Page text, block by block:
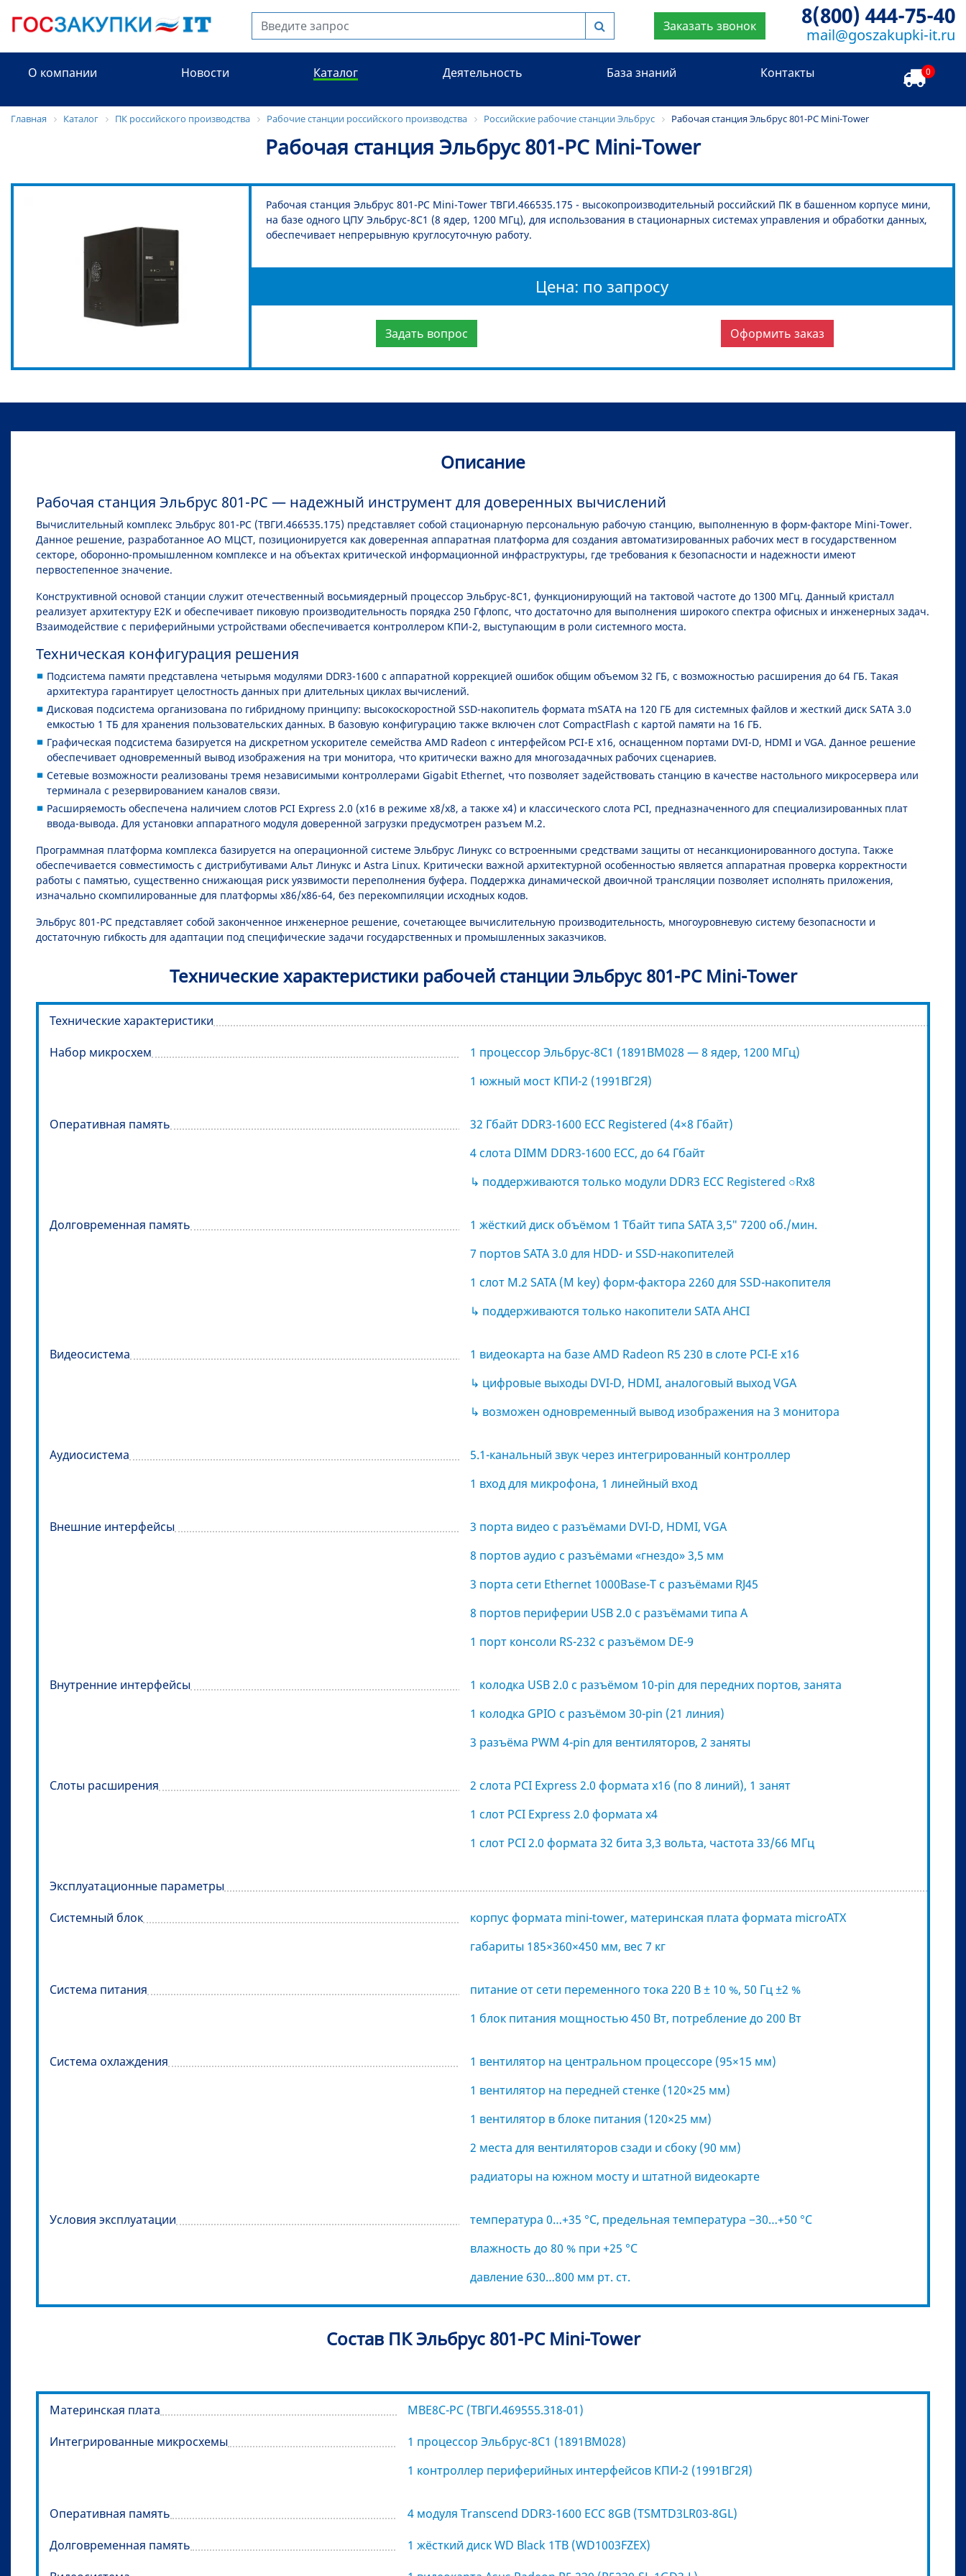
Заказать звонок 8(800) 444-75-40
mail@goszakupki-it.ru
0
О компании Новости Каталог Деятельность База знаний Контакты
Главная Каталог ПК российского производства Рабочие станции российского производства Российские рабочие станции Эльбрус Рабочая станция Эльбрус 801-РС Mini-Tower
Рабочая станция Эльбрус 801-РС Mini-Tower
Рабочая станция Эльбрус 801-РС Mini-Tower ТВГИ.466535.175 - высокопроизводительный российский ПК в башенном корпусе мини,
на базе одного ЦПУ Эльбрус-8С1 (8 ядер, 1200 МГц), для использования в стационарных системах управления и обработки данных,
обеспечивает непрерывную круглосуточную работу.
Цена: по запросу
Задать вопрос Оформить заказ
Описание
Рабочая станция Эльбрус 801-РС — надежный инструмент для доверенных вычислений
Вычислительный комплекс Эльбрус 801-РС (ТВГИ.466535.175) представляет собой стационарную персональную рабочую станцию, выполненную в форм-факторе Mini-Tower.
Данное решение, разработанное АО МЦСТ, позиционируется как доверенная аппаратная платформа для создания автоматизированных рабочих мест в государственном
секторе, оборонно-промышленном комплексе и на объектах критической информационной инфраструктуры, где требования к безопасности и надежности имеют
первостепенное значение.
Конструктивной основой станции служит отечественный восьмиядерный процессор Эльбрус-8С1, функционирующий на тактовой частоте до 1300 МГц. Данный кристалл
реализует архитектуру Е2К и обеспечивает пиковую производительность порядка 250 Гфлопс, что достаточно для выполнения широкого спектра офисных и инженерных задач.
Взаимодействие с периферийными устройствами обеспечивается контроллером КПИ-2, выступающим в роли системного моста.
Техническая конфигурация решения
Подсистема памяти представлена четырьмя модулями DDR3-1600 с аппаратной коррекцией ошибок общим объемом 32 ГБ, с возможностью расширения до 64 ГБ. Такая
архитектура гарантирует целостность данных при длительных циклах вычислений.
Дисковая подсистема организована по гибридному принципу: высокоскоростной SSD-накопитель формата mSATA на 120 ГБ для системных файлов и жесткий диск SATA 3.0
емкостью 1 ТБ для хранения пользовательских данных. В базовую конфигурацию также включен слот CompactFlash с картой памяти на 16 ГБ.
Графическая подсистема базируется на дискретном ускорителе семейства AMD Radeon с интерфейсом PCI-E x16, оснащенном портами DVI-D, HDMI и VGA. Данное решение
обеспечивает одновременный вывод изображения на три монитора, что критически важно для многозадачных рабочих сценариев.
Сетевые возможности реализованы тремя независимыми контроллерами Gigabit Ethernet, что позволяет задействовать станцию в качестве настольного микросервера или
терминала с резервированием каналов связи.
Расширяемость обеспечена наличием слотов PCI Express 2.0 (x16 в режиме x8/x8, а также x4) и классического слота PCI, предназначенного для специализированных плат
ввода-вывода. Для установки аппаратного модуля доверенной загрузки предусмотрен разъем M.2.
Программная платформа комплекса базируется на операционной системе Эльбрус Линукс со встроенными средствами защиты от несанкционированного доступа. Также
обеспечивается совместимость с дистрибутивами Альт Линукс и Astra Linux. Критически важной архитектурной особенностью является аппаратная проверка корректности
работы с памятью, существенно снижающая риск уязвимости переполнения буфера. Поддержка динамической двоичной трансляции позволяет исполнять приложения,
изначально скомпилированные для платформы x86/x86-64, без перекомпиляции исходных кодов.
Эльбрус 801-РС представляет собой законченное инженерное решение, сочетающее вычислительную производительность, многоуровневую систему безопасности и
достаточную гибкость для адаптации под специфические задачи государственных и промышленных заказчиков.
Технические характеристики рабочей станции Эльбрус 801-РС Mini-Tower
Технические характеристики
Набор микросхем
1 процессор Эльбрус-8С1 (1891ВМ028 — 8 ядер, 1200 МГц)
1 южный мост КПИ-2 (1991ВГ2Я)
Оперативная память
32 Гбайт DDR3-1600 ECC Registered (4×8 Гбайт)
4 слота DIMM DDR3-1600 ECC, до 64 Гбайт
↳ поддерживаются только модули DDR3 ECC Registered ○Rx8
Долговременная память
1 жёсткий диск объёмом 1 Тбайт типа SATA 3,5″ 7200 об./мин.
7 портов SATA 3.0 для HDD- и SSD-накопителей
1 слот M.2 SATA (M key) форм-фактора 2260 для SSD-накопителя
↳ поддерживаются только накопители SATA AHCI
Видеосистема
1 видеокарта на базе AMD Radeon R5 230 в слоте PCI-E x16
↳ цифровые выходы DVI-D, HDMI, аналоговый выход VGA
↳ возможен одновременный вывод изображения на 3 монитора
Аудиосистема
5.1-канальный звук через интегрированный контроллер
1 вход для микрофона, 1 линейный вход
Внешние интерфейсы
3 порта видео с разъёмами DVI-D, HDMI, VGA
8 портов аудио с разъёмами «гнездо» 3,5 мм
3 порта сети Ethernet 1000Base-T с разъёмами RJ45
8 портов периферии USB 2.0 с разъёмами типа A
1 порт консоли RS-232 с разъёмом DE-9
Внутренние интерфейсы
1 колодка USB 2.0 с разъёмом 10-pin для передних портов, занята
1 колодка GPIO с разъёмом 30-pin (21 линия)
3 разъёма PWM 4-pin для вентиляторов, 2 заняты
Слоты расширения
2 слота PCI Express 2.0 формата x16 (по 8 линий), 1 занят
1 слот PCI Express 2.0 формата x4
1 слот PCI 2.0 формата 32 бита 3,3 вольта, частота 33/66 МГц
Эксплуатационные параметры
Системный блок
корпус формата mini-tower, материнская плата формата microATX
габариты 185×360×450 мм, вес 7 кг
Система питания
питание от сети переменного тока 220 В ± 10 %, 50 Гц ±2 %
1 блок питания мощностью 450 Вт, потребление до 200 Вт
Система охлаждения
1 вентилятор на центральном процессоре (95×15 мм)
1 вентилятор на передней стенке (120×25 мм)
1 вентилятор в блоке питания (120×25 мм)
2 места для вентиляторов сзади и сбоку (90 мм)
радиаторы на южном мосту и штатной видеокарте
Условия эксплуатации
температура 0…+35 °C, предельная температура −30…+50 °С
влажность до 80 % при +25 °С
давление 630…800 мм рт. ст.
Состав ПК Эльбрус 801-РС Mini-Tower
Материнская плата
MBE8C-PC (ТВГИ.469555.318-01)
Интегрированные микросхемы
1 процессор Эльбрус-8С1 (1891ВМ028)
1 контроллер периферийных интерфейсов КПИ-2 (1991ВГ2Я)
Оперативная память
4 модуля Transcend DDR3-1600 ECC 8GB (TSMTD3LR03-8GL)
Долговременная память
1 жёсткий диск WD Black 1TB (WD1003FZEX)